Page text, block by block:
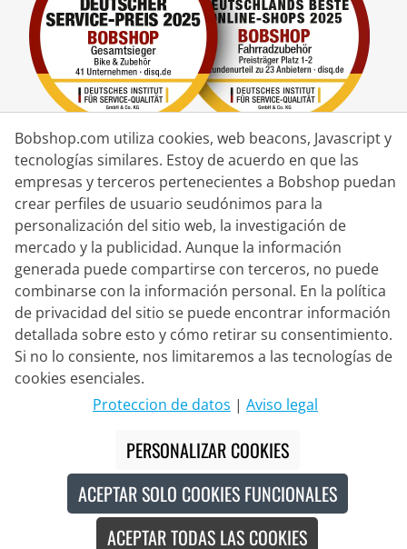
Contacto
Chat en vivo
Lun. - Vie.: 8:30 - 16:00 (CET)
Whatsapp
Llamada (en/de)
Formulario de contacto
Socio de Entrega
Los precios tachados corresponden a nuestros precios de lanzamiento
para la temporada actual.
© 2026 Bike o' bello Radsportversand GmbH & Co.KG
Bobshop.com utiliza cookies, web beacons, Javascript y
tecnologías similares. Estoy de acuerdo en que las
empresas y terceros pertenecientes a Bobshop puedan
crear perfiles de usuario seudónimos para la
personalización del sitio web, la investigación de
mercado y la publicidad. Aunque la información
generada puede compartirse con terceros, no puede
combinarse con la información personal. En la política
de privacidad del sitio se puede encontrar información
detallada sobre esto y cómo retirar su consentimiento.
Si no lo consiente, nos limitaremos a las tecnologías de
cookies esenciales.
Proteccion de datos | Aviso legal
PERSONALIZAR COOKIES
ACEPTAR SOLO COOKIES FUNCIONALES
ACEPTAR TODAS LAS COOKIES